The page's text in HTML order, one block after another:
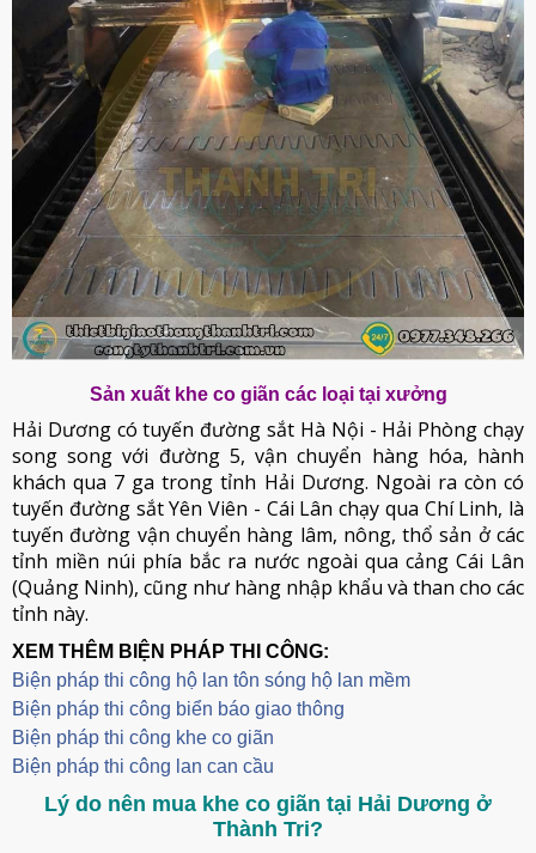
Sản xuất khe co giãn các loại tại xưởng
Hải Dương có tuyến đường sắt Hà Nội - Hải Phòng chạy
song song với đường 5, vận chuyển hàng hóa, hành
khách qua 7 ga trong tỉnh Hải Dương. Ngoài ra còn có
tuyến đường sắt Yên Viên - Cái Lân chạy qua Chí Linh, là
tuyến đường vận chuyển hàng lâm, nông, thổ sản ở các
tỉnh miền núi phía bắc ra nước ngoài qua cảng Cái Lân
(Quảng Ninh), cũng như hàng nhập khẩu và than cho các
tỉnh này.
XEM THÊM BIỆN PHÁP THI CÔNG:
Biện pháp thi công hộ lan tôn sóng hộ lan mềm
Biện pháp thi công biển báo giao thông
Biện pháp thi công khe co giãn
Biện pháp thi công lan can cầu
Lý do nên mua khe co giãn tại Hải Dương ở
Thành Tri?